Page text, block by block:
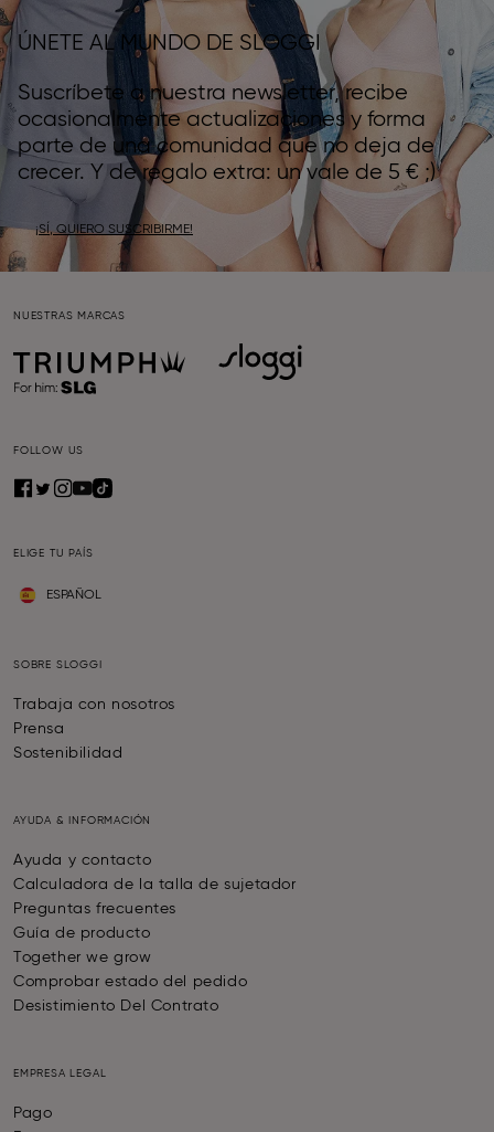
ÚNETE AL MUNDO DE SLOGGI
Suscríbete a nuestra newsletter, recibe
ocasionalmente actualizaciones y forma
parte de una comunidad que no deja de
crecer. Y de regalo extra: un vale de 5 € ;)
¡SÍ, QUIERO SUSCRIBIRME!
NUESTRAS MARCAS
FOLLOW US
ELIGE TU PAÍS
ESPAÑOL
SOBRE SLOGGI
Trabaja con nosotros
Prensa
Sostenibilidad
AYUDA & INFORMACIÓN
Ayuda y contacto
Calculadora de la talla de sujetador
Preguntas frecuentes
Guía de producto
Together we grow
Comprobar estado del pedido
Desistimiento Del Contrato
EMPRESA LEGAL
Pago